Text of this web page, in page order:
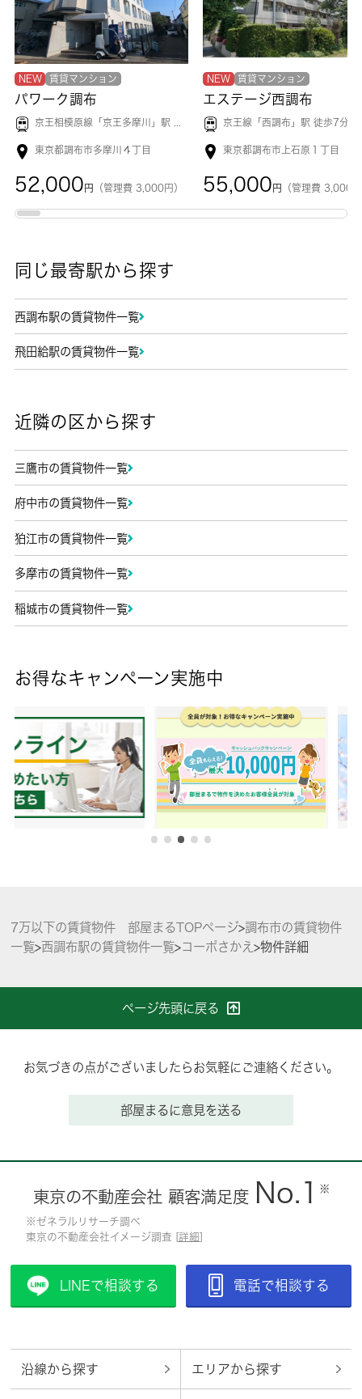
NEW 賃貸マンション
パワーク調布
京王相模原線「 京王多摩川 」駅 徒歩6分
東京都調布市多摩川４丁目
52,000 円 （管理費 3,000円）
NEW 賃貸マンション
エステージ西調布
京王線「西調布 」駅 徒歩7分
東京都調布市上石原１丁目
55,000 円 （管理費 3,000
同じ最寄駅から探す
西調布駅の賃貸物件一覧
飛田給駅の賃貸物件一覧
近隣の区から探す
三鷹市の賃貸物件一覧
府中市の賃貸物件一覧
狛江市の賃貸物件一覧
多摩市の賃貸物件一覧
稲城市の賃貸物件一覧
お得なキャンペーン実施中
7万以下の賃貸物件 部屋まるTOPページ>調布市の賃貸物件
一覧>西調布駅の賃貸物件一覧>コーポさかえ >物件詳細
ページ先頭に戻る
お気づきの点がございましたらお気軽にご連絡ください。
部屋まるに意見を送る
東京の不動産会社 顧客満足度 No.1 ※
※ゼネラルリサーチ調べ
東京の不動産会社イメージ調査 [詳細]
LINEで相談する 電話で相談する
沿線から探す エリアから探す